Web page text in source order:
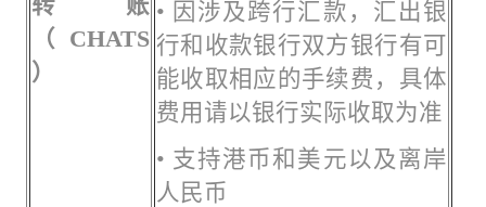
转账
（CHATS
）
• 因涉及跨行汇款，汇出银
行和收款银行双方银行有可
能收取相应的手续费，具体
费用请以银行实际收取为准
• 支持港币和美元以及离岸
人民币